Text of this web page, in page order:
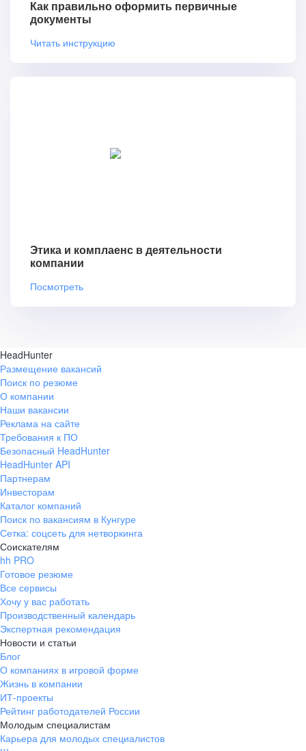
Как правильно оформить первичные
документы
Читать инструкцию
Этика и комплаенс в деятельности
компании
Посмотреть
HeadHunter
Размещение вакансий
Поиск по резюме
О компании
Наши вакансии
Реклама на сайте
Требования к ПО
Безопасный HeadHunter
HeadHunter API
Партнерам
Инвесторам
Каталог компаний
Поиск по вакансиям в Кунгуре
Сетка: соцсеть для нетворкинга
Соискателям
hh PRO
Готовое резюме
Все сервисы
Хочу у вас работать
Производственный календарь
Экспертная рекомендация
Новости и статьи
Блог
О компаниях в игровой форме
Жизнь в компании
ИТ-проекты
Рейтинг работодателей России
Молодым специалистам
Карьера для молодых специалистов